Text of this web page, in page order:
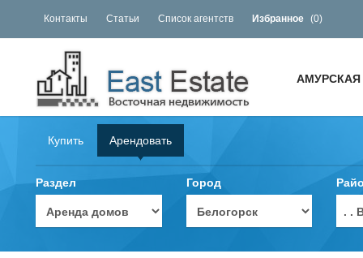
Контакты Статьи Список агентств Избранное (0)
Купить Арендовать
Раздел Город
. .